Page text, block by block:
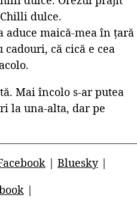
dulce.
aduce maică-mea în țară
că cică e cea
Mai încolo s-ar putea
la una-alta, dar pe
| Bluesky|
|